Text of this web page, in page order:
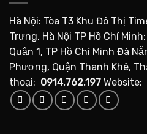
Hà Nội: Tòa T3 Khu Đô Thị
Trưng, Hà Nội TP Hồ Chí
Quận 1, TP Hồ Chí Minh Đà
Phương, Quận Thanh Khê,
thoại: 0914.762.197 Website: